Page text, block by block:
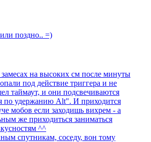
поздно.. =)
на высоких см после минуты
под действие триггера и не
таймаут, и они подсвечиваются
по удержанию Alt". И приходится
мобов если заходишь вихрем - а
же приходиться заниматься
^^
спутникам, соседу, вон тому